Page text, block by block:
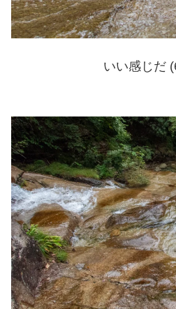
いい感じだ